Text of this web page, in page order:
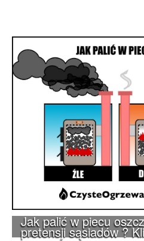
Jak palić w piecu
pretensji sąsiadów ?